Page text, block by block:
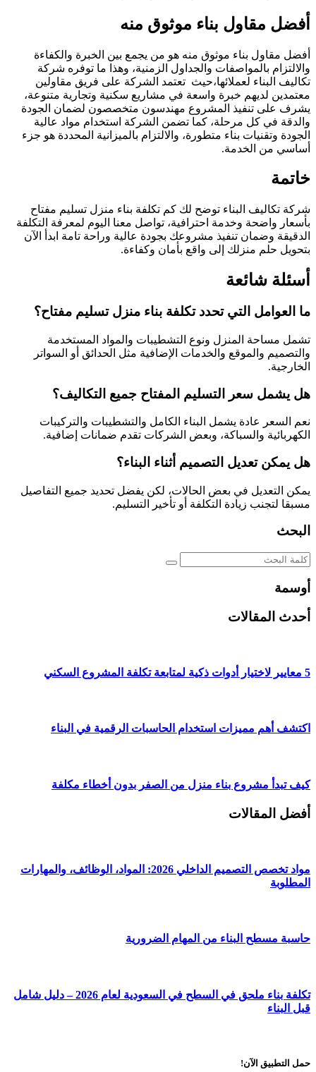
أفضل مقاول بناء موثوق منه
أفضل مقاول بناء موثوق منه هو من يجمع بين الخبرة والكفاءة
والالتزام بالمواصفات والجداول الزمنية، وهذا ما توفره شركة
تكاليف البناء لعملائها،حيث تعتمد الشركة على فريق مقاولين
معتمدين لديهم خبرة واسعة في مشاريع سكنية وتجارية متنوعة،
يشرف على تنفيذ المشروع مهندسون متخصصون لضمان الجودة
والدقة في كل مرحلة، كما تضمن الشركة استخدام مواد عالية
الجودة وتقنيات بناء متطورة، والالتزام بالميزانية المحددة هو جزء
أساسي من الخدمة.
خاتمة
شركة تكاليف البناء توضح لك كم تكلفة بناء منزل تسليم مفتاح
بأسعار واضحة وخدمة احترافية، تواصل معنا اليوم لمعرفة التكلفة
الدقيقة وضمان تنفيذ مشروعك بجودة عالية وراحة تامة ابدأ الآن
بتحويل حلم منزلك إلى واقع بأمان وكفاءة.
أسئلة شائعة
ما العوامل التي تحدد تكلفة بناء منزل تسليم مفتاح؟
تشمل مساحة المنزل ونوع التشطيبات والمواد المستخدمة
والتصميم والموقع والخدمات الإضافية مثل الحدائق أو السواتر
الخارجية.
هل يشمل سعر التسليم المفتاح جميع التكاليف؟
نعم السعر عادة يشمل البناء الكامل والتشطيبات والتركيبات
الكهربائية والسباكة، وبعض الشركات تقدم ضمانات إضافية.
هل يمكن تعديل التصميم أثناء البناء؟
يمكن التعديل في بعض الحالات، لكن يفضل تحديد جميع التفاصيل
مسبقا لتجنب زيادة التكلفة أو تأخير التسليم.
البحث
أوسمة
أحدث المقالات
5 معايير لاختيار أدوات ذكية لمتابعة تكلفة المشروع السكني
اكتشف أهم مميزات استخدام الحاسبات الرقمية في البناء
كيف تبدأ مشروع بناء منزل من الصفر بدون أخطاء مكلفة
أفضل المقالات
مواد تخصص التصميم الداخلي 2026: المواد، الوظائف، والمهارات
المطلوبة
حاسبة مسطح البناء من المهام الضرورية
تكلفة بناء ملحق في السطح في السعودية لعام 2026 – دليل شامل
قبل البناء
حمل التطبيق الآن!